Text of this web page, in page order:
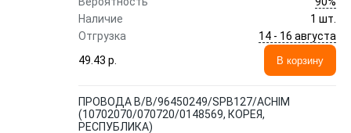
Наличие
1 шт.
Отгрузка
14 - 16 августа
49.43 p.
В корзину
ПРОВОДА В/В/96450249/SPB127/ACHIM
(10702070/070720/0148569, КОРЕЯ,
РЕСПУБЛИКА)